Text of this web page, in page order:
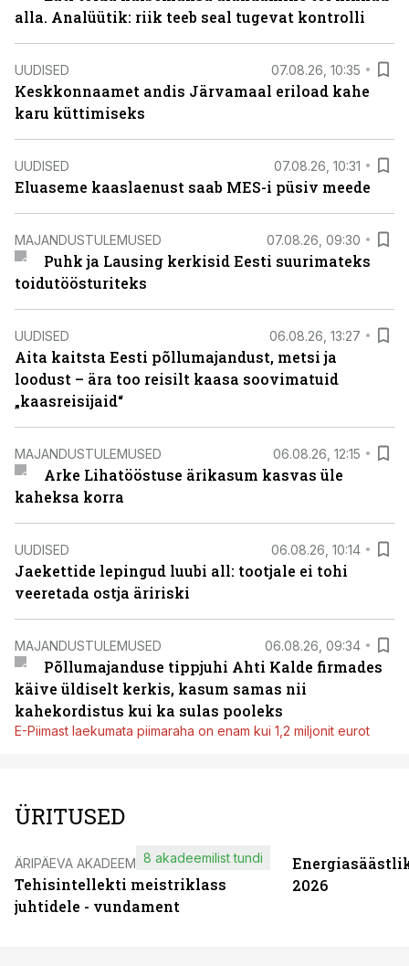
alla. Analüütik: riik teeb seal tugevat kontrolli
UUDISED 07.08.26, 10:35
Keskkonnaamet andis Järvamaal eriload kahe
karu küttimiseks
UUDISED 07.08.26, 10:31
Eluaseme kaaslaenust saab MES-i püsiv meede
MAJANDUSTULEMUSED 07.08.26, 09:30
Puhk ja Lausing kerkisid Eesti suurimateks
toidutöösturiteks
UUDISED 06.08.26, 13:27
Aita kaitsta Eesti põllumajandust, metsi ja
loodust – ära too reisilt kaasa soovimatuid
„kaasreisijaid“
MAJANDUSTULEMUSED 06.08.26, 12:15
Arke Lihatööstuse ärikasum kasvas üle
kaheksa korra
UUDISED 06.08.26, 10:14
Jaekettide lepingud luubi all: tootjale ei tohi
veeretada ostja äririski
MAJANDUSTULEMUSED 06.08.26, 09:34
Põllumajanduse tippjuhi Ahti Kalde firmades
käive üldiselt kerkis, kasum samas nii
kahekordistus kui ka sulas pooleks
E-Piimast laekumata piimaraha on enam kui 1,2 miljonit eurot
ÜRITUSED
ÄRIPÄEVA AKADEEMIA
Tehisintellekti meistriklass
juhtidele - vundament
8 akadeemilist tundi
2026